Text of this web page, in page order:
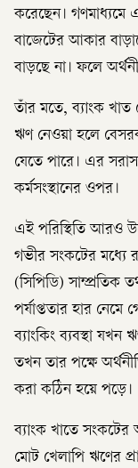
করেছেন। গণমাধ্যমে
বাজেটের আকার
বাড়ছে না। ফলে
তাঁর মতে, ব্যাংক
ঋণ নেওয়া হলে
যেতে পারে। এর
কর্মসংস্থানের ওপর।
এই পরিস্থিতি আরও
গভীর সংকটের মধ্যে
(সিপিডি) সাম্প্রতিক
পর্যাপ্ততার হার
ব্যাংকিং ব্যবস্থা যখন
তখন তার পক্ষে
করা কঠিন হয়ে পড়ে।
ব্যাংক খাতে
মোট খেলাপি ঋণের